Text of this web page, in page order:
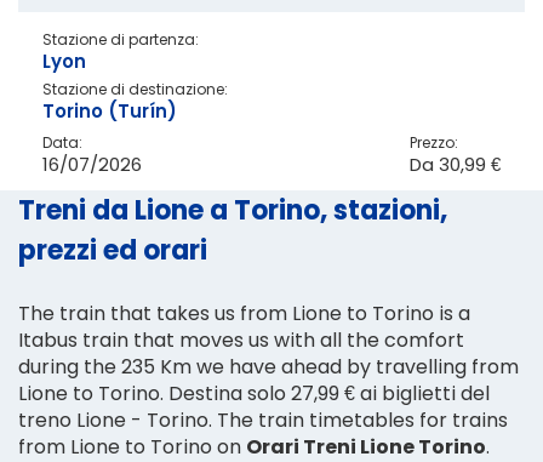
Stazione di partenza:
Lyon
Stazione di destinazione:
Torino (Turín)
Data:
16/07/2026
Prezzo:
Da 30,99 €
Treni da Lione a Torino, stazioni,
prezzi ed orari
The train that takes us from Lione to Torino is a
Itabus train that moves us with all the comfort
during the 235 Km we have ahead by travelling from
Lione to Torino. Destina solo 27,99 € ai biglietti del
treno Lione - Torino. The train timetables for trains
from Lione to Torino on Orari Treni Lione Torino.